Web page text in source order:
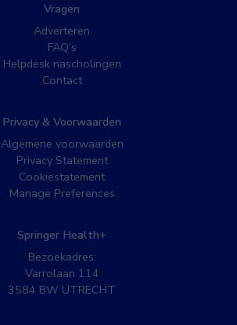
Vragen
Adverteren
FAQ’s
Helpdesk nascholingen
Contact
Privacy & Voorwaarden
Algemene voorwaarden
Privacy Statement
Cookiestatement
Manage Preferences
Springer Health+
Bezoekadres:
Varrolaan 114
3584 BW UTRECHT